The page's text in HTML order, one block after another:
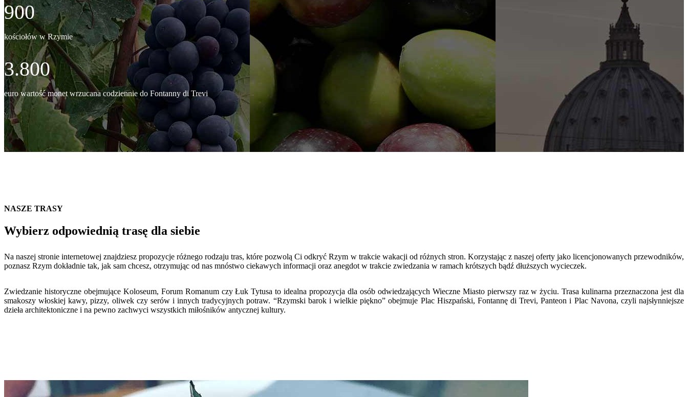
900
kościołów w Rzymie
3.800
euro wartość monet wrzucana codziennie do Fontanny di Trevi
NASZE TRASY
Wybierz odpowiednią trasę dla siebie
Na naszej stronie internetowej znajdziesz propozycje różnego rodzaju tras, które pozwolą Ci odkryć Rzym w trakcie wakacji od różnych stron. Korzystając z naszej oferty jako licencjonowanych przewodników,
poznasz Rzym dokładnie tak, jak sam chcesz, otrzymując od nas mnóstwo ciekawych informacji oraz anegdot w trakcie zwiedzania w ramach krótszych bądź dłuższych wycieczek.
Zwiedzanie historyczne obejmujące Koloseum, Forum Romanum czy Łuk Tytusa to idealna propozycja dla osób odwiedzających Wieczne Miasto pierwszy raz w życiu. Trasa kulinarna przeznaczona jest dla
smakoszy włoskiej kawy, pizzy, oliwek czy serów i innych tradycyjnych potraw. “Rzymski barok i wielkie piękno” obejmuje Plac Hiszpański, Fontannę di Trevi, Panteon i Plac Navona, czyli najsłynniejsze
dzieła architektoniczne i na pewno zachwyci wszystkich miłośników antycznej kultury.